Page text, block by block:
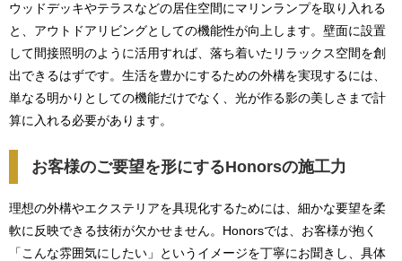
ウッドデッキやテラスなどの居住空間にマリンランプを取り入れる
と、アウトドアリビングとしての機能性が向上します。壁面に設置
して間接照明のように活用すれば、落ち着いたリラックス空間を創
出できるはずです。生活を豊かにするための外構を実現するには、
単なる明かりとしての機能だけでなく、光が作る影の美しさまで計
算に入れる必要があります。
お客様のご要望を形にするHonorsの施工力
理想の外構やエクステリアを具現化するためには、細かな要望を柔
軟に反映できる技術が欠かせません。Honorsでは、お客様が抱く
「こんな雰囲気にしたい」というイメージを丁寧にお聞きし、具体